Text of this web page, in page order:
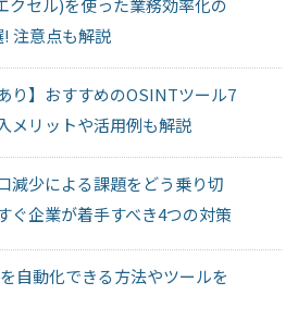
クセル)を使った業務効率化の
注意点も解説
あり】おすすめのOSINTツール7
メリットや活用例も解説
減少による課題をどう乗り切
ぐ企業が着手すべき4つの対策
自動化できる方法やツールを